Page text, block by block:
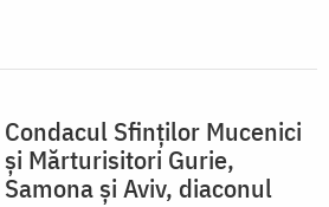
Condacul Sfinţilor Mucenici
şi Mărturisitori Gurie,
Samona şi Aviv, diaconul